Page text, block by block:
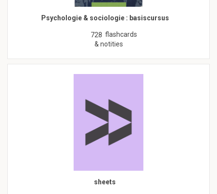
Psychologie & sociologie : basiscursus
728 flashcards
& notities
sheets